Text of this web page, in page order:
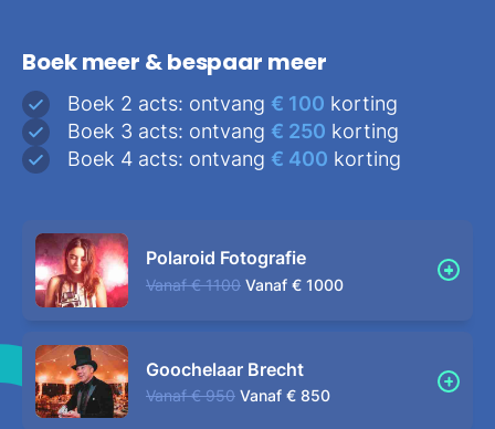
Boek meer & bespaar meer
Boek 2 acts: ontvang € 100 korting
Boek 3 acts: ontvang € 250 korting
Boek 4 acts: ontvang € 400 korting
Polaroid Fotografie
Vanaf € 1100 Vanaf € 1000
Goochelaar Brecht
Vanaf € 950 Vanaf € 850